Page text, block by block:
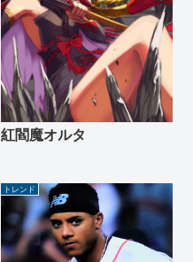
紅閻魔オルタ
トレンド